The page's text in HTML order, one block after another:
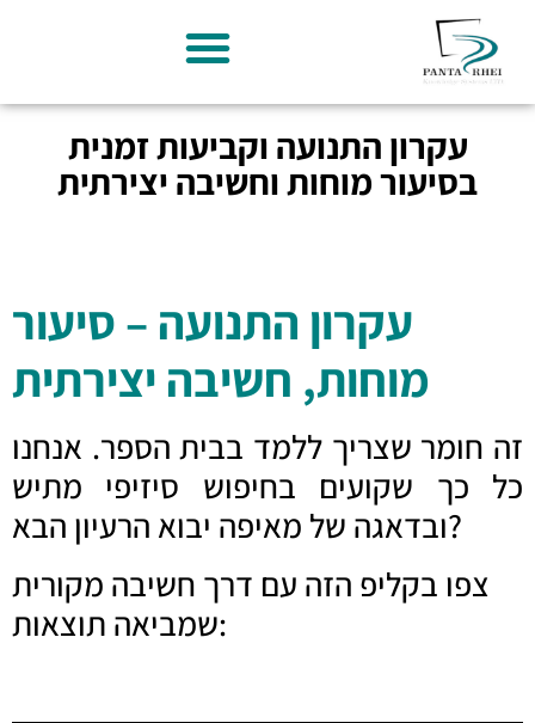
עקרון התנועה וקביעות זמנית
בסיעור מוחות וחשיבה יצירתית
עקרון התנועה – סיעור
מוחות, חשיבה יצירתית
זה חומר שצריך ללמד בבית הספר. אנחנו
כל כך שקועים בחיפוש סיזיפי מתיש
ובדאגה של מאיפה יבוא הרעיון הבא?
צפו בקליפ הזה עם דרך חשיבה מקורית
שמביאה תוצאות: